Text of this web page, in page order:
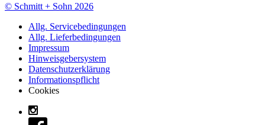
© Schmitt + Sohn 2026
Allg. Servicebedingungen
Allg. Lieferbedingungen
Impressum
Hinweisgebersystem
Datenschutzerklärung
Informationspflicht
Cookies